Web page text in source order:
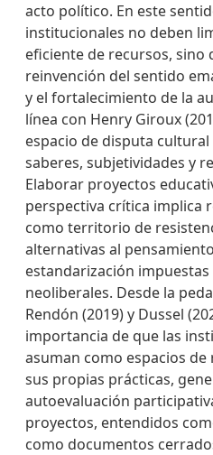
acto político. En este
institucionales no deben
eficiente de recursos, sino
reinvención del sentido
y el fortalecimiento de la
línea con Henry Giroux
espacio de disputa
saberes, subjetividades y
Elaborar proyectos
perspectiva crítica implica
como territorio de
alternativas al
estandarización
neoliberales. Desde la
Rendón (2019) y Dussel
importancia de que las
asuman como espacios
sus propias prácticas,
autoevaluación
proyectos, entendidos
como documentos